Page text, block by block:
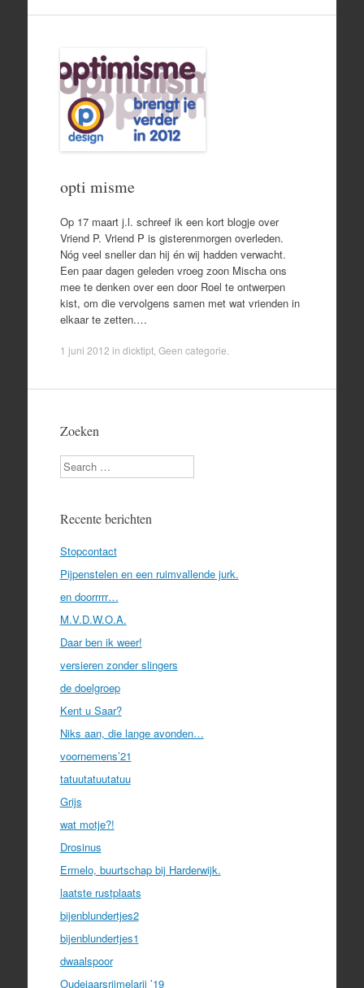
opti misme
Op 17 maart j.l. schreef ik een kort blogje over
Vriend P. Vriend P is gisterenmorgen overleden.
Nóg veel sneller dan hij én wij hadden verwacht.
Een paar dagen geleden vroeg zoon Mischa ons
mee te denken over een door Roel te ontwerpen
kist, om die vervolgens samen met wat vrienden in
elkaar te zetten.…
1 juni 2012 in dicktipt, Geen categorie
Zoeken
Search
Recente berichten
Stopcontact
Pijpenstelen en een ruimvallende jurk.
en doorrrrr…
M.V.D.W.O.A.
Daar ben ik weer!
versieren zonder slingers
de doelgroep
Kent u Saar?
Niks aan, die lange avonden…
voornemens’21
tatuutatuutatuu
Grijs
wat motje?!
Drosinus
Ermelo, buurtschap bij Harderwijk.
laatste rustplaats
bijenblundertjes2
bijenblundertjes1
dwaalspoor
Oudejaarsrijmelarij ’19